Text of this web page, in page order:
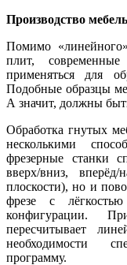
Производство
Помимо
плит,
применяться для
Подобные образцы
А значит, должны
Обработка гнутых
несколькими
фрезерные станки
вверх/вниз,
плоскости), но и
фрезе с
конфигурации.
пересчитывает
необходимости
программу.